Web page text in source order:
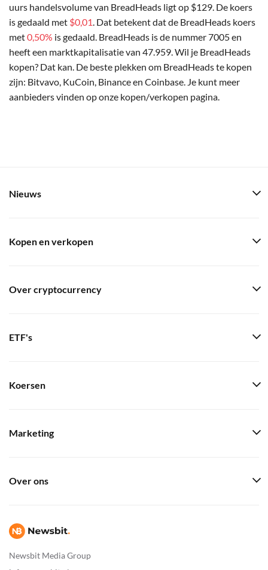
uurs handelsvolume van BreadHeads ligt op $129. De koers
is gedaald met $0,01. Dat betekent dat de BreadHeads koers
met0,50% is gedaald. BreadHeads is de nummer 7005 en
heeft een marktkapitalisatie van 47.959. Wil je BreadHeads
kopen? Dat kan. De beste plekken om BreadHeads te kopen
zijn: Bitvavo, KuCoin, Binance en Coinbase. Je kunt meer
aanbieders vinden op onze kopen/verkopen pagina.
Newsbit Media Group
Nieuws
Kopen en verkopen
Over cryptocurrency
ETF's
Koersen
Marketing
Over ons